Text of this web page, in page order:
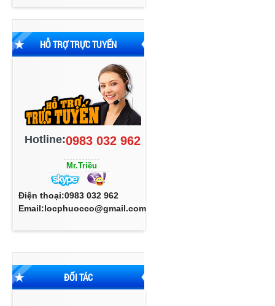
HỖ TRỢ TRỰC TUYẾN
Hotline:0983 032 962
Mr.Triều
Điện thoại:0983 032 962
Email:locphuocco@gmail.com
ĐỐI TÁC